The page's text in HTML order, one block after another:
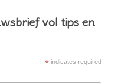
vol tips en
*indicates required